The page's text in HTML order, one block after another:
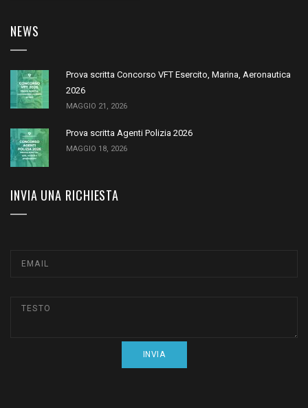
NEWS
Prova scritta Concorso VFT Esercito, Marina, Aeronautica
2026
MAGGIO 21, 2026
Prova scritta Agenti Polizia 2026
MAGGIO 18, 2026
INVIA UNA RICHIESTA